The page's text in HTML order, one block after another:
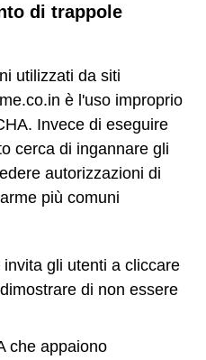
di trappole
utilizzati da siti
è l'uso improprio
Invece di eseguire
cerca di ingannare gli
autorizzazioni di
più comuni
gli utenti a cliccare
di non essere
che appaiono